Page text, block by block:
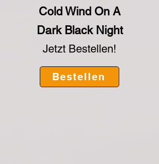
Cold Wind On A
Dark Black Night
Jetzt Bestellen!
Bestellen